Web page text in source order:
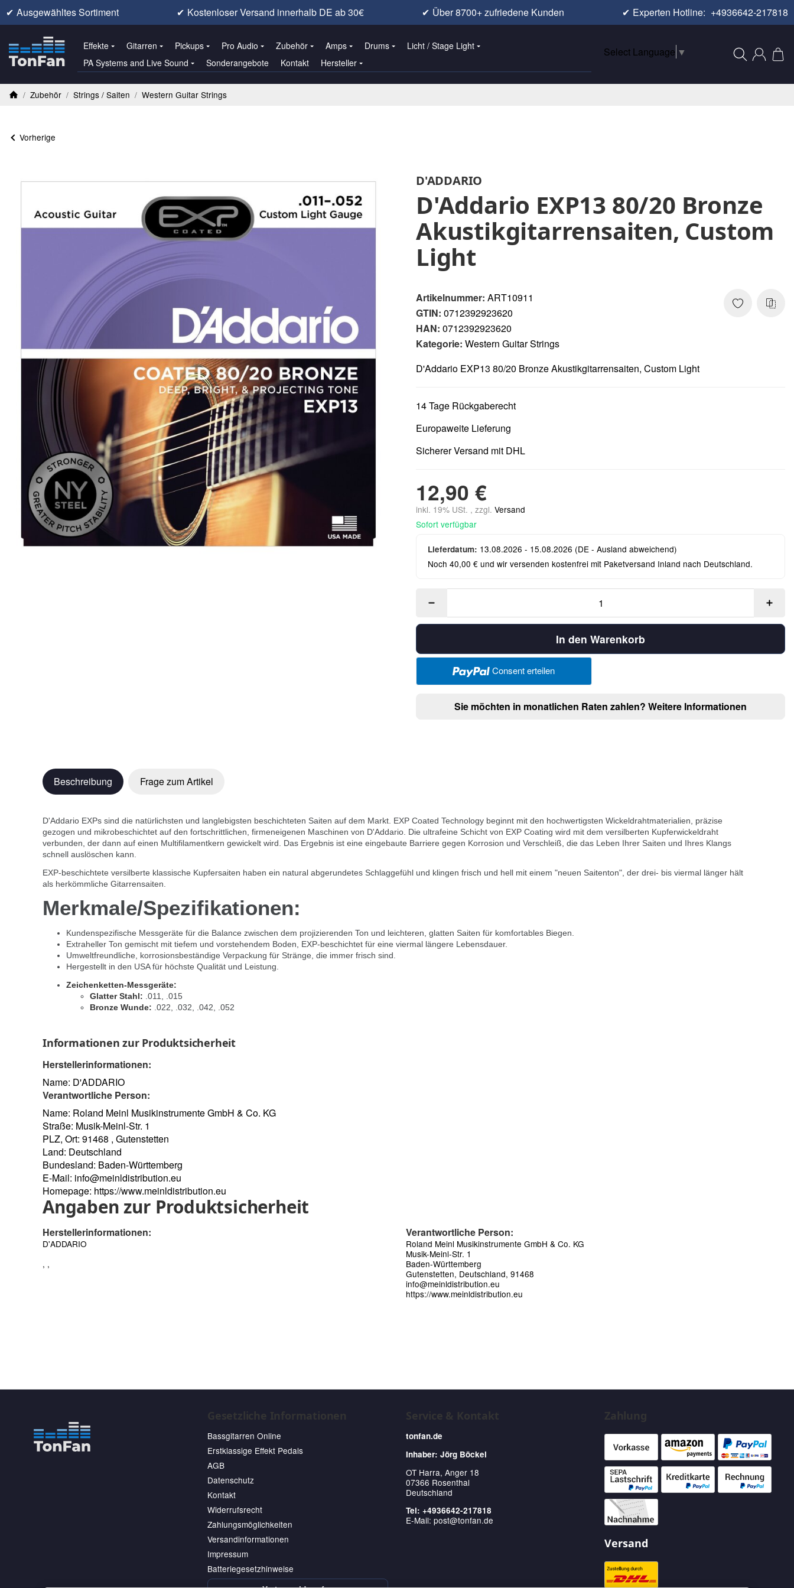
✔ Ausgewähltes Sortiment ✔ Kostenloser Versand innerhalb DE ab 30€ ✔ Über 8700+ zufriedene Kunden ✔ Experten Hotline: +4936642-217818
Effekte Gitarren Pickups Pro Audio Zubehör Amps Drums
Licht / Stage Light
PA Systems and Live Sound
Sonderangebote Kontakt Hersteller
Select Language ▼
/ Zubehör / Strings / Saiten / Western Guitar Strings
Vorherige
D'ADDARIO
D'Addario EXP13 80/20 Bronze
Akustikgitarrensaiten, Custom
Light
Artikelnummer: ART10911
GTIN: 0712392923620
HAN: 0712392923620
Kategorie: Western Guitar Strings
D'Addario EXP13 80/20 Bronze Akustikgitarrensaiten, Custom Light
14 Tage Rückgaberecht
Europaweite Lieferung
Sicherer Versand mit DHL
12,90 €
inkl. 19% USt. , zzgl. Versand
Sofort verfügbar
Lieferdatum: 13.08.2026 - 15.08.2026 (DE - Ausland abweichend)
Noch 40,00 € und wir versenden kostenfrei mit Paketversand Inland nach Deutschland.
In den Warenkorb
Consent erteilen
Sie möchten in monatlichen Raten zahlen? Weitere Informationen
Beschreibung Frage zum Artikel
D'Addario EXPs sind die natürlichsten und langlebigsten beschichteten Saiten auf dem Markt. EXP Coated Technology beginnt mit den hochwertigsten Wickeldrahtmaterialien, präzise
gezogen und mikrobeschichtet auf den fortschrittlichen, firmeneigenen Maschinen von D'Addario. Die ultrafeine Schicht von EXP Coating wird mit dem versilberten Kupferwickeldraht
verbunden, der dann auf einen Multifilamentkern gewickelt wird. Das Ergebnis ist eine eingebaute Barriere gegen Korrosion und Verschleiß, die das Leben Ihrer Saiten und Ihres Klangs
schnell auslöschen kann.
EXP-beschichtete versilberte klassische Kupfersaiten haben ein natural abgerundetes Schlaggefühl und klingen frisch und hell mit einem "neuen Saitenton", der drei- bis viermal länger hält
als herkömmliche Gitarrensaiten.
Merkmale/Spezifikationen:
Kundenspezifische Messgeräte für die Balance zwischen dem projizierenden Ton und leichteren, glatten Saiten für komfortables Biegen.
Extraheller Ton gemischt mit tiefem und vorstehendem Boden, EXP-beschichtet für eine viermal längere Lebensdauer.
Umweltfreundliche, korrosionsbeständige Verpackung für Stränge, die immer frisch sind.
Hergestellt in den USA für höchste Qualität und Leistung.
Zeichenketten-Messgeräte:
Glatter Stahl: .011, .015
Bronze Wunde: .022, .032, .042, .052
Informationen zur Produktsicherheit
Herstellerinformationen:
Name: D'ADDARIO
Verantwortliche Person:
Name: Roland Meinl Musikinstrumente GmbH & Co. KG
Straße: Musik-Meinl-Str. 1
PLZ, Ort: 91468 , Gutenstetten
Land: Deutschland
Bundesland: Baden-Württemberg
E-Mail: info@meinldistribution.eu
Homepage: https://www.meinldistribution.eu
Angaben zur Produktsicherheit
Herstellerinformationen:
D'ADDARIO
, ,
Verantwortliche Person:
Roland Meinl Musikinstrumente GmbH & Co. KG
Musik-Meinl-Str. 1
Baden-Württemberg
Gutenstetten, Deutschland, 91468
info@meinldistribution.eu
https://www.meinldistribution.eu
Gesetzliche Informationen
Bassgitarren Online
Erstklassige Effekt Pedals
AGB
Datenschutz
Kontakt
Widerrufsrecht
Zahlungsmöglichkeiten
Versandinformationen
Impressum
Batteriegesetzhinweise
Service & Kontakt
tonfan.de
Inhaber: Jörg Böckel
OT Harra, Anger 18
07366 Rosenthal
Deutschland
Tel: +4936642-217818
E-Mail: post@tonfan.de
Versand